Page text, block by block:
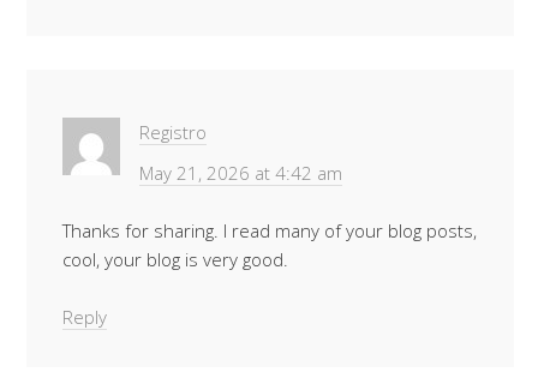
Registro
May 21, 2026 at 4:42 am
Thanks for sharing. I read many of your blog posts,
cool, your blog is very good.
Reply